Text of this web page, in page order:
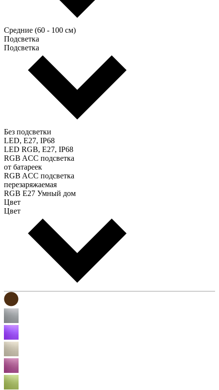
Средние (60 - 100 см)
Подсветка
Подсветка
Без подсветки
LED, E27, IP68
LED RGB, E27, IP68
RGB ACC подсветка
от батареек
RGB ACC подсветка
перезаряжаемая
RGB E27 Умный дом
Цвет
Цвет